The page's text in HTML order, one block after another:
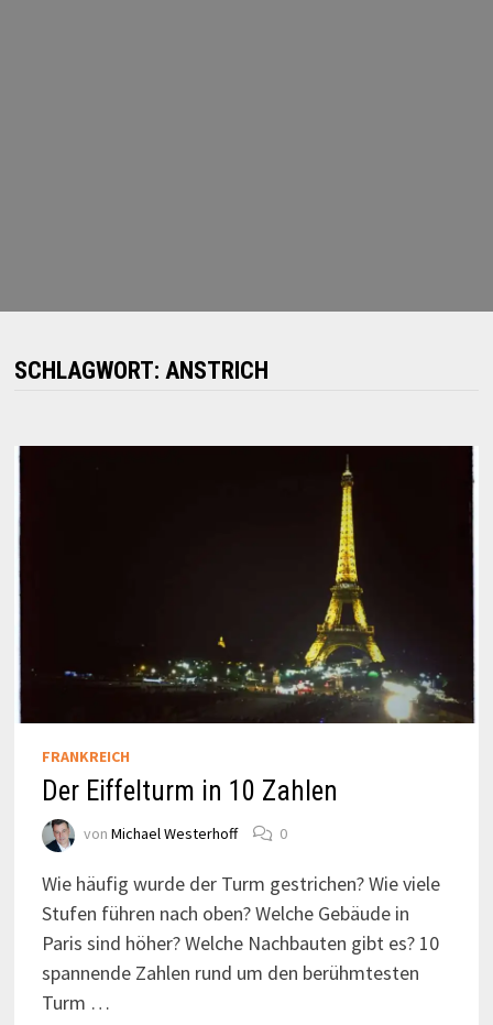
SCHLAGWORT: ANSTRICH
FRANKREICH
Der Eiffelturm in 10 Zahlen
von Michael Westerhoff 0
Wie häufig wurde der Turm gestrichen? Wie viele
Stufen führen nach oben? Welche Gebäude in
Paris sind höher? Welche Nachbauten gibt es? 10
spannende Zahlen rund um den berühmtesten
Turm …